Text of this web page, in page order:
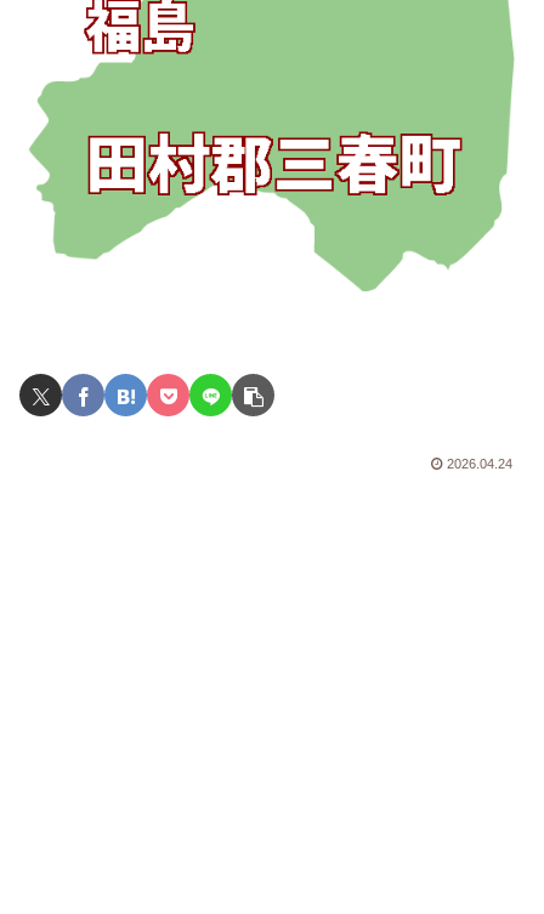
2026.04.24